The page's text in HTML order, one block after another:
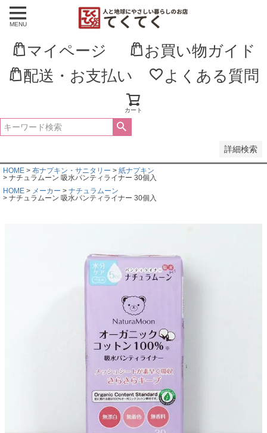
MENU
マイページ
お買い物ガイド
配送・お支払い
よくある質問
カート
詳細検索
新着順
登録順
価格が高い順
優先度順
HOME 布ナプキン・サニタリー
紙ナプキン
ナチュラムーン 吸水パンティライナー 30個入
HOME
メーカー
ナチュラムーン
ナチュラムーン 吸水パンティライナー 30個入